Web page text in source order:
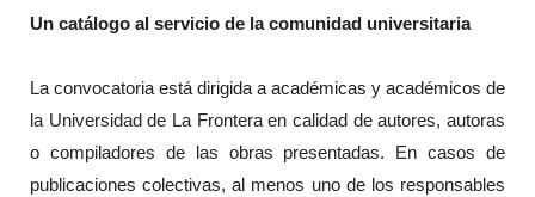
Un catálogo al servicio de la comunidad universitaria
La convocatoria está dirigida a académicas y académicos de
la Universidad de La Frontera en calidad de autores, autoras
o compiladores de las obras presentadas. En casos de
publicaciones colectivas, al menos uno de los responsables